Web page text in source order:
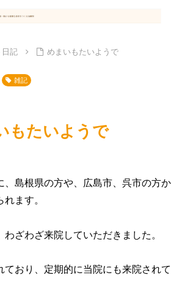
日記 めまいもたいようで
雑記
もたいようで
、島根県の方や、広島市、呉市の方か
ます。
ざわざ来院していただきました。
ており、定期的に当院にも来院されて